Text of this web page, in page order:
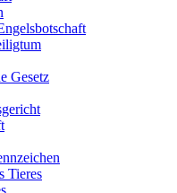
Gesetz
Tieres